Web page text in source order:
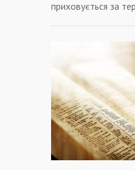
приховується за